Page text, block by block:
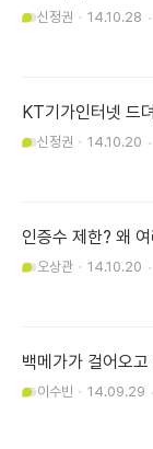
신정권 14.10.28
KT기가인터넷 드
신정권 14.10.20
인증수 제한? 왜
오상관 14.10.20
백메가가 걸어오
이수빈 14.09.29